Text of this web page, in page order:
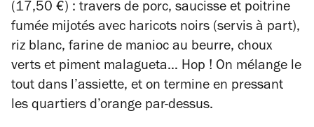
(17,50 €) : travers de porc, saucisse et poitrine
fumée mijotés avec haricots noirs (servis à part),
riz blanc, farine de manioc au beurre, choux
verts et piment malagueta… Hop ! On mélange le
tout dans l’assiette, et on termine en pressant
les quartiers d’orange par-dessus.